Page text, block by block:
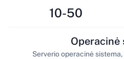
10-50
Operacinė
Serverio operacinė